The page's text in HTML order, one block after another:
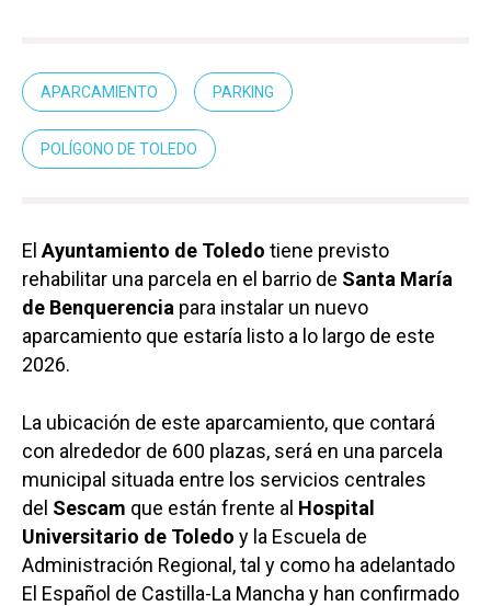
APARCAMIENTO PARKING
POLÍGONO DE TOLEDO
El Ayuntamiento de Toledo tiene previsto
rehabilitar una parcela en el barrio de Santa María
de Benquerencia para instalar un nuevo
aparcamiento que estaría listo a lo largo de este
2026.
La ubicación de este aparcamiento, que contará
con alrededor de 600 plazas, será en una parcela
municipal situada entre los servicios centrales
del Sescam que están frente al Hospital
Universitario de Toledo y la Escuela de
Administración Regional, tal y como ha adelantado
El Español de Castilla-La Mancha y han confirmado